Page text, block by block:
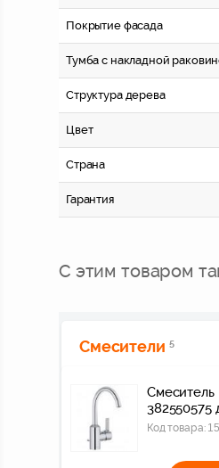
Покрытие фасада
Тумба с накладной
Структура дерева
Цвет
Страна
Гарантия
С этим товаром
Смесители 5
Смеситель
382550575
Код товара: